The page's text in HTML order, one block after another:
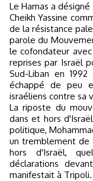
Le Hamas a
Cheikh Yassine
de la résistance
parole du
le cofondateur
reprises par Israël
Sud-Liban en
échappé de peu
israéliens contre sa
La riposte du
dans et hors
politique,
un tremblement de
hors d'Israël,
déclarations
manifestait à Tripoli.